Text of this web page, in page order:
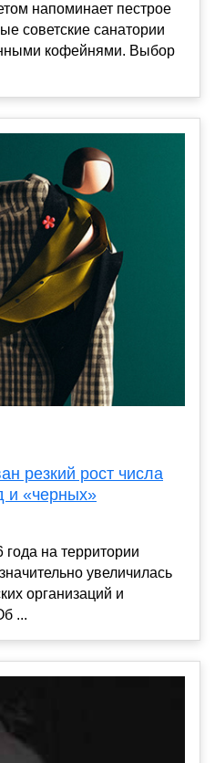
напоминает пестрое
советские санатории
кофейнями. Выбор
резкий рост числа
и «черных»
на территории
увеличилась
организаций и
...